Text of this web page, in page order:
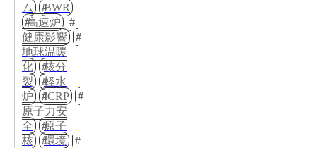
ム
BWR
高速炉
健康影響
地球温暖
化
核分
裂
軽水
炉
ICRP
原子力安
全
原子
核
環境